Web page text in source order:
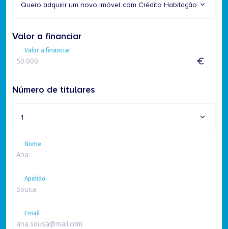
Quero adquirir um novo imóvel com Crédito Habitação
Valor a financiar
Valor a financiar
Número de titulares
1
Nome
Apelido
Email